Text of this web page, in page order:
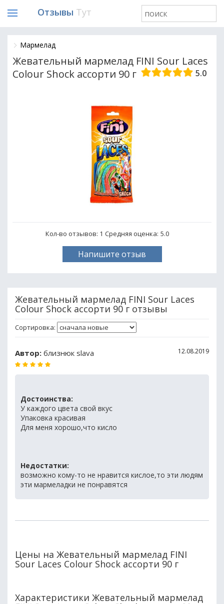
Отзывы Тут
Мармелад
Жевательный мармелад FINI Sour Laces
Colour Shock ассорти 90 г
5.0
Кол-во отзывов: 1 Средняя оценка: 5.0
Напишите отзыв
Жевательный мармелад FINI Sour Laces
Colour Shock ассорти 90 г отзывы
Сортировка:
Автор: близнюк slava 12.08.2019
Достоинства:
У каждого цвета свой вкус
Упаковка красивая
Для меня хорошо,что кисло
Недостатки:
возможно кому-то не нравится кислое,то эти людям
эти мармеладки не понравятся
Цены на Жевательный мармелад FINI
Sour Laces Colour Shock ассорти 90 г
Характеристики Жевательный мармелад